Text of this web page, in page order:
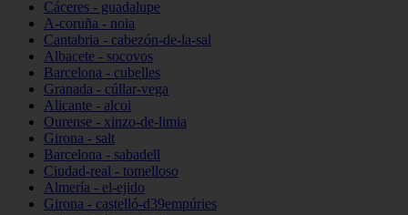
Cáceres - guadalupe
A-coruña - noia
Cantabria - cabezón-de-la-sal
Albacete - socovos
Barcelona - cubelles
Granada - cúllar-vega
Alicante - alcoi
Ourense - xinzo-de-limia
Girona - salt
Barcelona - sabadell
Ciudad-real - tomelloso
Almería - el-ejido
Girona - castelló-d39empúries